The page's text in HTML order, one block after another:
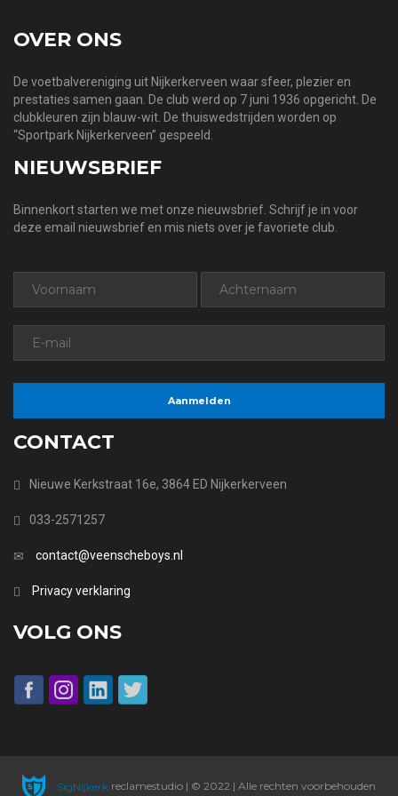
OVER ONS
De voetbalvereniging uit Nijkerkerveen waar sfeer, plezier en
prestaties samen gaan. De club werd op 7 juni 1936 opgericht. De
clubkleuren zijn blauw-wit. De thuiswedstrijden worden op
“Sportpark Nijkerkerveen” gespeeld.
NIEUWSBRIEF
Binnenkort starten we met onze nieuwsbrief. Schrijf je in voor
deze email nieuwsbrief en mis niets over je favoriete club.
CONTACT
Nieuwe Kerkstraat 16e, 3864 ED Nijkerkerveen
033-2571257
contact@veenscheboys.nl
Privacy verklaring
VOLG ONS
SigNijkerkreclamestudio | © 2022 | Alle rechten voorbehouden